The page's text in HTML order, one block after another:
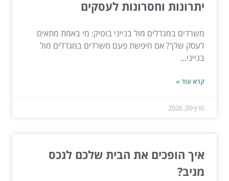
יתרונות וחסרונות לעסקים
משרדים במגדלים מול בנייני בוטיק: מי באמת מתאים
לעסק שלך? אם חיפשת פעם משרדים במגדלים מול
בנייני...
קרא עוד »
מרץ 09, 2026
איך הופכים את הבית שלכם לנכס
מניב?